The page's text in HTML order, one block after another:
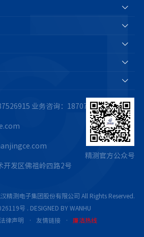
业务咨询：18707175063
开发区佛祖岭四路2号
精测官方公众号
测电子集团股份有限公司 All Rights Reserved.
号
DESIGNED BY WANHU
法律声明 · 友情链接 · 廉洁热线